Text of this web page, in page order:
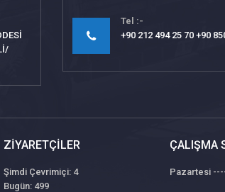
Tel
+90 212 494 25 70 +90
ZIYARETÇILER
Şimdi Çevrimiçi: 4
Bugün: 499
ÇALIŞMA
Pazartesi